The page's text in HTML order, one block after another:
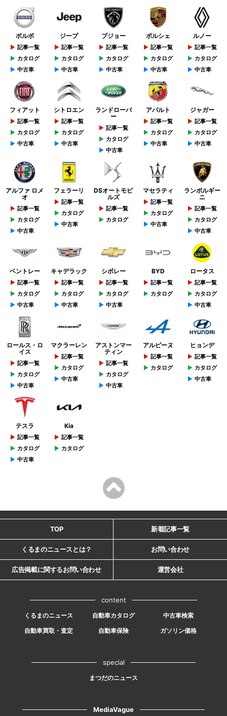
ボルボ
記事一覧
カタログ
中古車
ジープ
記事一覧
カタログ
中古車
プジョー
記事一覧
カタログ
中古車
ポルシェ
記事一覧
カタログ
中古車
ルノー
記事一覧
カタログ
中古車
フィアット
記事一覧
カタログ
中古車
シトロエン
記事一覧
カタログ
中古車
ランドローバ
ー
記事一覧
カタログ
中古車
アバルト
記事一覧
カタログ
中古車
ジャガー
記事一覧
カタログ
中古車
アルファ ロメ
オ
記事一覧
カタログ
中古車
フェラーリ
記事一覧
カタログ
中古車
DSオートモビ
ルズ
記事一覧
カタログ
マセラティ
記事一覧
カタログ
中古車
ランボルギー
ニ
記事一覧
カタログ
中古車
ベントレー
記事一覧
カタログ
中古車
キャデラック
記事一覧
カタログ
中古車
シボレー
記事一覧
カタログ
中古車
BYD
記事一覧
カタログ
ロータス
記事一覧
カタログ
中古車
ロールス・ロ
イス
記事一覧
カタログ
中古車
マクラーレン
記事一覧
カタログ
中古車
アストンマー
ティン
記事一覧
カタログ
中古車
アルピーヌ
記事一覧
カタログ
ヒョンデ
記事一覧
カタログ
中古車
テスラ
記事一覧
カタログ
中古車
Kia
記事一覧
カタログ
TOP 新着記事一覧
くるまのニュースとは？ お問い合わせ
広告掲載に関するお問い合わせ 運営会社
content
くるまのニュース 自動車カタログ
中古車検索
自動車買取・査定
自動車保険 ガソリン価格
special
まつだのニュース
MediaVague